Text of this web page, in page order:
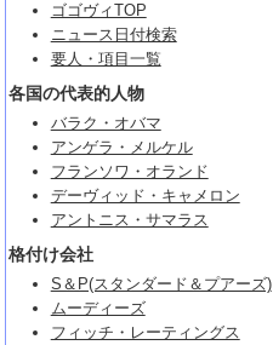
ゴゴヴィTOP
ニュース日付検索
要人・項目一覧
各国の代表的人物
バラク・オバマ
アンゲラ・メルケル
フランソワ・オランド
デーヴィッド・キャメロン
アントニス・サマラス
格付け会社
S＆P(スタンダード＆プアーズ)
ムーディーズ
フィッチ・レーティングス